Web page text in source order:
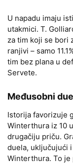
U napadu imaju
utakmici. T.
za tim koji se bori
ranjivi – samo
tim bez plana u
Servete.
Međusobni
Istorija favorizuje
Winterthura iz 10
drugačiju priču.
duela, uključujući
Winterthura. To je